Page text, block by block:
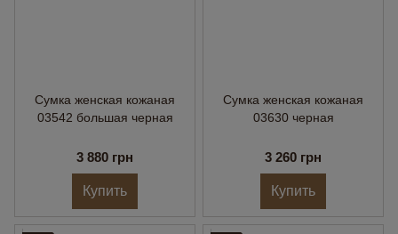
Сумка женская кожаная
03542 большая черная
3 880 грн
Купить
Сумка женская кожаная
03630 черная
3 260 грн
Купить